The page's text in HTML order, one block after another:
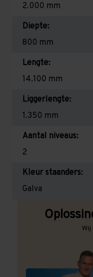
2.000 mm
Diepte:
800 mm
Lengte:
14.100 mm
Liggerlengte:
1.350 mm
Aantal niveaus:
2
Kleur staanders:
Galva
Wij